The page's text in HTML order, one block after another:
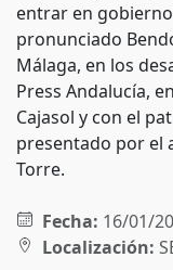
entrar en
pronunciado
Málaga, en los
Press Andalucía,
Cajasol y con el
presentado por el
Torre.
Fecha: 16/01/
Localización: